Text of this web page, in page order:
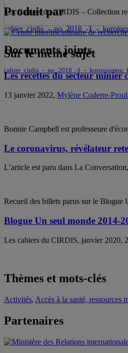
Les Cahiers du CIRDIS – Collection
cahier_cirdis_-_no_2018_-1_-
Documents joints
cahier_cirdis_-_no_2018_-1_-
Produit par
Sur le même sujet
Les recettes du secteur
13 janvier 2022, Mylène Coderre-
Bonnie Campbell est professeure
Le coronavirus, révélateur
L’article est paru dans La
Recueil des billets parus sur le Blogue
Blogue Un seul monde 2014-
Les cahiers du CIRDIS, janvier 2020,
Thèmes et mots-clés
Activités, Accès à la santé, ressources
Partenaires